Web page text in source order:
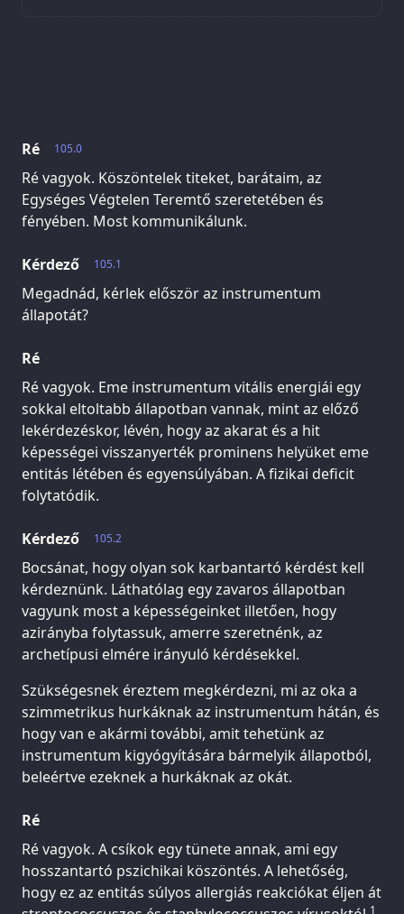
105.0
Ré
Ré vagyok. Köszöntelek titeket, barátaim, az
Egységes Végtelen Teremtő szeretetében és
fényében. Most kommunikálunk.
105.1
Kérdező
Megadnád, kérlek először az instrumentum
állapotát?
Ré
Ré vagyok. Eme instrumentum vitális energiái egy
sokkal eltoltabb állapotban vannak, mint az előző
lekérdezéskor, lévén, hogy az akarat és a hit
képességei visszanyerték prominens helyüket eme
entitás létében és egyensúlyában. A fizikai deficit
folytatódik.
105.2
Kérdező
Bocsánat, hogy olyan sok karbantartó kérdést kell
kérdeznünk. Láthatólag egy zavaros állapotban
vagyunk most a képességeinket illetően, hogy
azirányba folytassuk, amerre szeretnénk, az
archetípusi elmére irányuló kérdésekkel.
Szükségesnek éreztem megkérdezni, mi az oka a
szimmetrikus hurkáknak az instrumentum hátán, és
hogy van e akármi további, amit tehetünk az
instrumentum kigyógyítására bármelyik állapotból,
beleértve ezeknek a hurkáknak az okát.
Ré
Ré vagyok. A csíkok egy tünete annak, ami egy
hosszantartó pszichikai köszöntés. A lehetőség,
hogy ez az entitás súlyos allergiás reakciókat éljen át
1